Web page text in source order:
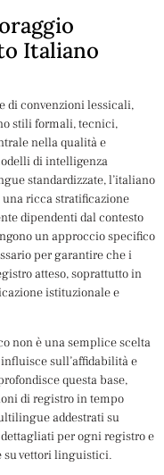
Italiano
di convenzioni lessicali,
stili formali, tecnici,
nella qualità e
di intelligenza
standardizzate, l’italiano
ricca stratificazione
dipendenti dal contesto
un approccio specifico
per garantire che i
atteso, soprattutto in
istituzionale e
non è una semplice scelta
sull’affidabilità e
questa base,
di registro in tempo
addestrati su
per ogni registro e
su vettori linguistici.